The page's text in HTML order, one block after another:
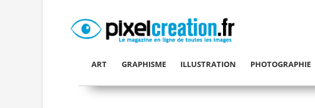
ART GRAPHISME ILLUSTRATION PHOTOGRAPHIE